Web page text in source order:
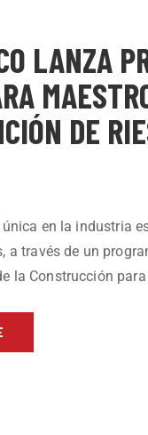
LANZA
DE
en la industria
a través de un
la Construcción